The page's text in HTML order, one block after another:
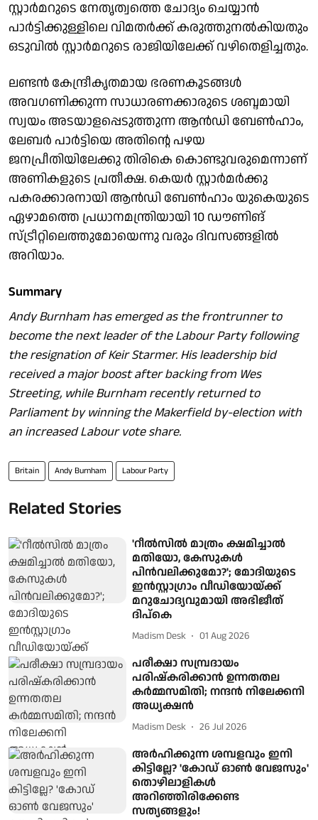
സ്റ്റാര്‍മറുടെ നേതൃത്വത്തെ ചോദ്യം ചെയ്യാന്‍
പാര്‍ട്ടിക്കുള്ളിലെ വിമതര്‍ക്ക് കരുത്തുനല്‍കിയതും
ഒടുവില്‍ സ്റ്റാര്‍മറുടെ രാജിയിലേക്ക് വഴിതെളിച്ചതും.
ലണ്ടന്‍ കേന്ദ്രീകൃതമായ ഭരണകൂടങ്ങള്‍
അവഗണിക്കുന്ന സാധാരണക്കാരുടെ ശബ്ദമായി
സ്വയം അടയാളപ്പെടുത്തുന്ന ആന്‍ഡി ബേണ്‍ഹാം,
ലേബര്‍ പാര്‍ട്ടിയെ അതിന്റെ പഴയ
ജനപ്രീതിയിലേക്കു തിരികെ കൊണ്ടുവരുമെന്നാണ്
അണികളുടെ പ്രതീക്ഷ. കെയര്‍ സ്റ്റാര്‍മര്‍ക്കു
പകരക്കാരനായി ആന്‍ഡി ബേണ്‍ഹാം യുകെയുടെ
ഏഴാമത്തെ പ്രധാനമന്ത്രിയായി 10 ഡൗണിങ്
സ്ട്രീറ്റിലെത്തുമോയെന്നു വരും ദിവസങ്ങളില്‍
അറിയാം.
Summary
Andy Burnham has emerged as the frontrunner to
become the next leader of the Labour Party following
the resignation of Keir Starmer. His leadership bid
received a major boost after backing from Wes
Streeting, while Burnham recently returned to
Parliament by winning the Makerfield by-election with
an increased Labour vote share.
Britain Andy Burnham Labour Party
Related Stories
'റീൽസിൽ മാത്രം ക്ഷമിച്ചാൽ
മതിയോ, കേസുകൾ
പിൻവലിക്കുമോ?'; മോദിയുടെ
ഇൻസ്റ്റാഗ്രാം വീഡിയോയ്ക്ക്
മറുചോദ്യവുമായി അഭിജീത്
ദിപ്കെ
Madism Desk 01 Aug 2026
പരീക്ഷാ സമ്പ്രദായം
പരിഷ്കരിക്കാൻ ഉന്നതതല
കർമ്മസമിതി; നന്ദൻ നിലേക്കനി
അധ്യക്ഷൻ
Madism Desk 26 Jul 2026
അര്‍ഹിക്കുന്ന ശമ്പളവും ഇനി
കിട്ടില്ലേ? 'കോഡ് ഓണ്‍ വേജസും'
തൊഴിലാളികള്‍
അറിഞ്ഞിരിക്കേണ്ട
സത്യങ്ങളും!